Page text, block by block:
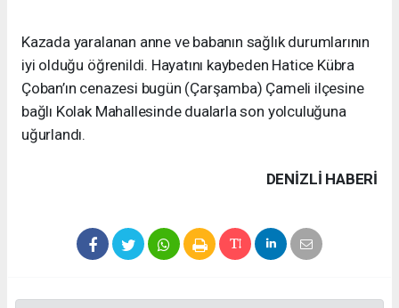
Kazada yaralanan anne ve babanın sağlık durumlarının
iyi olduğu öğrenildi. Hayatını kaybeden Hatice Kübra
Çoban’ın cenazesi bugün (Çarşamba) Çameli ilçesine
bağlı Kolak Mahallesinde dualarla son yolculuğuna
uğurlandı.
DENIZLI HABERİ